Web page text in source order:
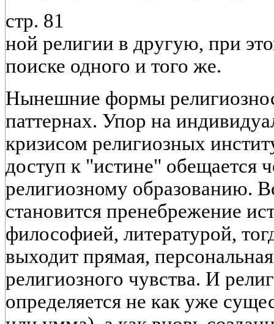
стр. 81
ной религии в другую, при
поиске одного и того же.
Нынешние формы
паттернах. Упор на
кризисом религиозных
доступ к "истине" обещается
религиозному образованию.
становится пренебрежение
философией, литературой,
выходит прямая,
религиозного чувства. И
определяется не как уже